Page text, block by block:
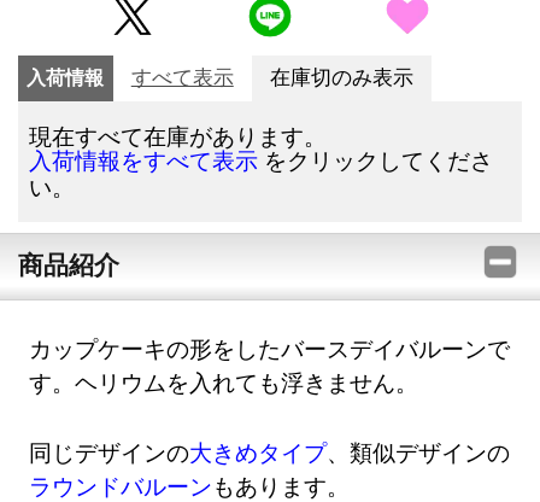
入荷情報 すべて表示 在庫切のみ表示
現在すべて在庫があります。
入荷情報をすべて表示 をクリックしてくださ
い。
商品紹介
カップケーキの形をしたバースデイバルーンで
す。ヘリウムを入れても浮きません。
同じデザインの大きめタイプ、類似デザインの
ラウンドバルーンもあります。